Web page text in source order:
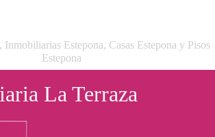
Inmobiliarias Estepona, Casas Estepona y Pisos
Estepona
La Terraza